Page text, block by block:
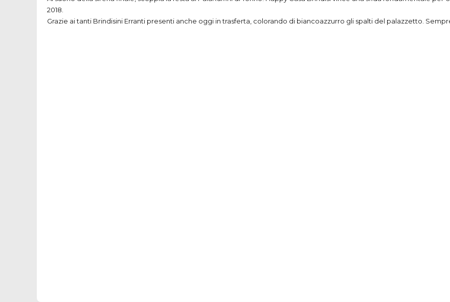
2018.
Grazie ai tanti Brindisini Erranti presenti anche oggi in trasferta, colorando di biancoazzurro gli spalti del palazzetto.